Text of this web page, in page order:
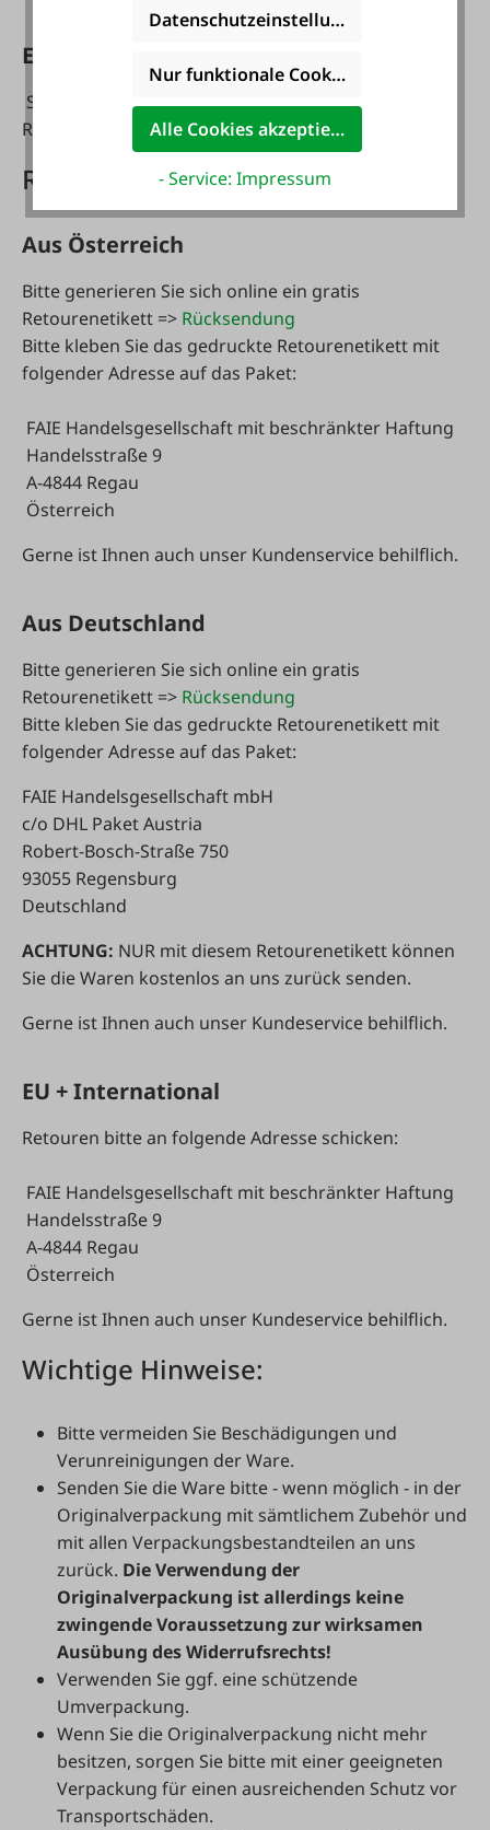
EU + International
Sie tragen die unmittelbaren Kosten der
Rücksendung der Waren.
Rücksende-Adressen
Aus Österreich
Bitte generieren Sie sich online ein gratis
Retourenetikett => Rücksendung
Bitte kleben Sie das gedruckte Retourenetikett mit
folgender Adresse auf das Paket:
FAIE Handelsgesellschaft mit beschränkter Haftung
Handelsstraße 9
A-4844 Regau
Österreich
Gerne ist Ihnen auch unser Kundenservice behilflich.
Aus Deutschland
Bitte generieren Sie sich online ein gratis
Retourenetikett => Rücksendung
Bitte kleben Sie das gedruckte Retourenetikett mit
folgender Adresse auf das Paket:
FAIE Handelsgesellschaft mbH
c/o DHL Paket Austria
Robert-Bosch-Straße 750
93055 Regensburg
Deutschland
ACHTUNG: NUR mit diesem Retourenetikett können
Sie die Waren kostenlos an uns zurück senden.
Gerne ist Ihnen auch unser Kundeservice behilflich.
EU + International
Retouren bitte an folgende Adresse schicken:
FAIE Handelsgesellschaft mit beschränkter Haftung
Handelsstraße 9
A-4844 Regau
Österreich
Gerne ist Ihnen auch unser Kundeservice behilflich.
Wichtige Hinweise:
Bitte vermeiden Sie Beschädigungen und
Verunreinigungen der Ware.
Senden Sie die Ware bitte - wenn möglich - in der
Originalverpackung mit sämtlichem Zubehör und
mit allen Verpackungsbestandteilen an uns
zurück. Die Verwendung der
Originalverpackung ist allerdings keine
zwingende Voraussetzung zur wirksamen
Ausübung des Widerrufsrechts!
Verwenden Sie ggf. eine schützende
Umverpackung.
Wenn Sie die Originalverpackung nicht mehr
besitzen, sorgen Sie bitte mit einer geeigneten
Verpackung für einen ausreichenden Schutz vor
Transportschäden.
Datenschutzeinstellungen
Nur funktionale Cookies akzeptieren
Alle Cookies akzeptieren
- Service: Impressum